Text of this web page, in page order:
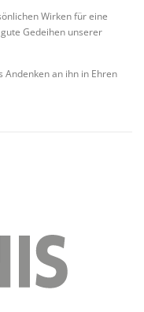
Wirken für eine
Gedeihen unserer
Andenken an ihn in Ehren